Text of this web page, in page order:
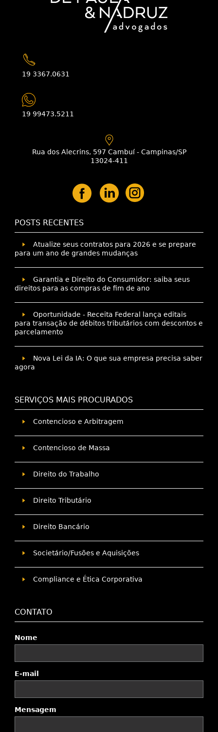
19 3367.0631
19 99473.5211
Rua dos Alecrins, 597 Cambuí - Campinas/SP
13024-411
POSTS RECENTES
Atualize seus contratos para 2026 e se prepare
para um ano de grandes mudanças
Garantia e Direito do Consumidor: saiba seus
direitos para as compras de fim de ano
Oportunidade - Receita Federal lança editais
para transação de débitos tributários com descontos e
parcelamento
Nova Lei da IA: O que sua empresa precisa saber
agora
SERVIÇOS MAIS PROCURADOS
Contencioso e Arbitragem
Contencioso de Massa
Direito do Trabalho
Direito Tributário
Direito Bancário
Societário/Fusões e Aquisições
Compliance e Ética Corporativa
CONTATO
Nome
E-mail
Mensagem